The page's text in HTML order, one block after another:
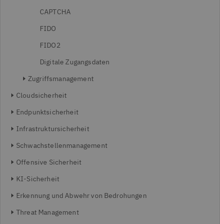
CAPTCHA
FIDO
FIDO2
Digitale Zugangsdaten
Zugriffsmanagement
Cloudsicherheit
Endpunktsicherheit
Infrastruktursicherheit
Schwachstellenmanagement
Offensive Sicherheit
KI-Sicherheit
Erkennung und Abwehr von Bedrohungen
Threat Management